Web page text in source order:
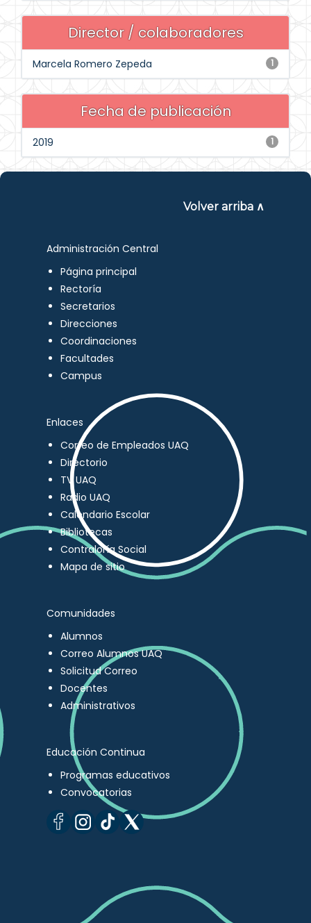
Director / colaboradores
1
Marcela Romero Zepeda
Fecha de publicación
1
2019
Volver arriba ∧
Administración Central
Página principal
Rectoría
Secretarios
Direcciones
Coordinaciones
Facultades
Campus
Enlaces
Correo de Empleados UAQ
Directorio
TV UAQ
Radio UAQ
Calendario Escolar
Bibliotecas
Contraloría Social
Mapa de sitio
Comunidades
Alumnos
Correo Alumnos UAQ
Solicitud Correo
Docentes
Administrativos
Educación Continua
Programas educativos
Convocatorias